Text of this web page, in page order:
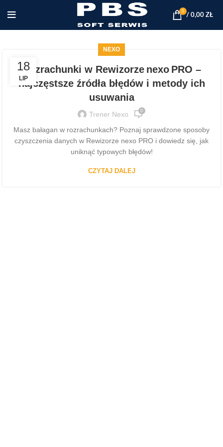
0
/ 0,00 ZŁ
18
LIP
NEXO
Rozrachunki w Rewizorze nexo PRO –
najczęstsze źródła błędów i metody ich
usuwania
Trener Nexo 0
Masz bałagan w rozrachunkach? Poznaj sprawdzone sposoby
czyszczenia danych w Rewizorze nexo PRO i dowiedz się, jak
uniknąć typowych błędów!
CZYTAJ DALEJ